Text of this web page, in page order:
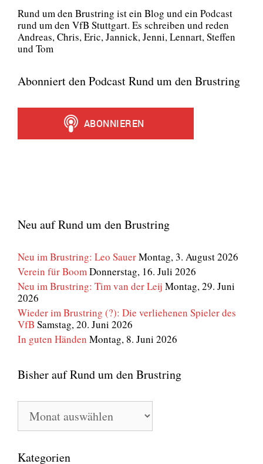
Rund um den Brust­ring ist ein Blog und ein Pod­cast
rund um den VfB Stutt­gart. Es schrei­ben und reden
Andre­as, Chris, Eric, Jan­nick, Jen­ni, Lenn­art, Stef­fen
und Tom
Abonniert den Podcast Rund um den Brustring
Neu auf Rund um den Brustring
Neu im Brustring: Leo SauerMontag, 3. August 2026
Verein für Boom Donnerstag, 16. Juli 2026
Neu im Brustring: Tim van der Leij Montag, 29. Juni
2026
Wieder im Brustring (?): Die verliehenen Spieler des
VfB Samstag, 20. Juni 2026
In guten Händen Montag, 8. Juni 2026
Bisher auf Rund um den Brustring
Bisher
auf
Rund
den
Kategorien